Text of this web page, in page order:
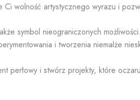
Ci wolność artystycznego wyrazu i
symbol nieograniczonych
i tworzenia niemalże
perłowy i stwórz projekty, które